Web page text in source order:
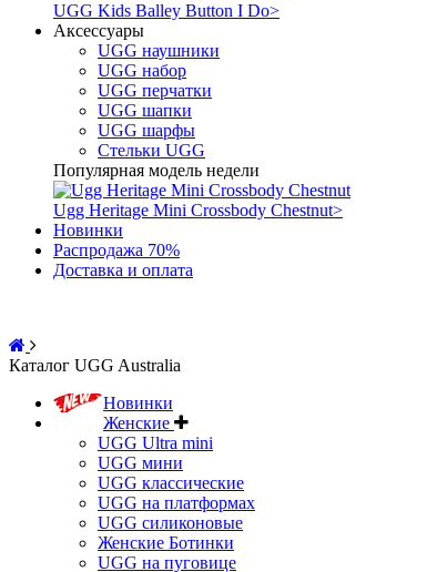
UGG Kids Balley Button I Do>
Аксессуары
UGG наушники
UGG набор
UGG перчатки
UGG шапки
UGG шарфы
Стельки UGG
Популярная модель недели
Ugg Heritage Mini Crossbody Chestnut>
Новинки
Распродажа 70%
Доставка и оплата
Каталог UGG Australia
Новинки
Женские
UGG Ultra mini
UGG мини
UGG классические
UGG на платформах
UGG силиконовые
Женские Ботинки
UGG на пуговице